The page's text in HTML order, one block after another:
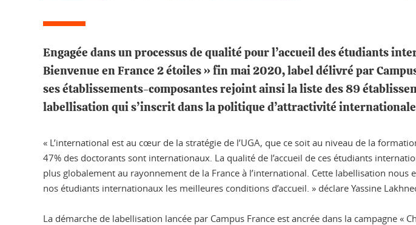
Engagée dans un processus de qualité pour l’accueil des étudiants
Bienvenue en France 2 étoiles » fin mai 2020, label délivré par
ses établissements-composantes rejoint ainsi la liste des 89
labellisation qui s’inscrit dans la politique d’attractivité internationale
« L’international est au cœur de la stratégie de l’UGA, que ce soit au niveau de la
47% des doctorants sont internationaux. La qualité de l’accueil de ces étudiants
plus globalement au rayonnement de la France à l’international. Cette labellisation
nos étudiants internationaux les meilleures conditions d’accueil. » déclare Yassine
La démarche de labellisation lancée par Campus France est ancrée dans la campagne «